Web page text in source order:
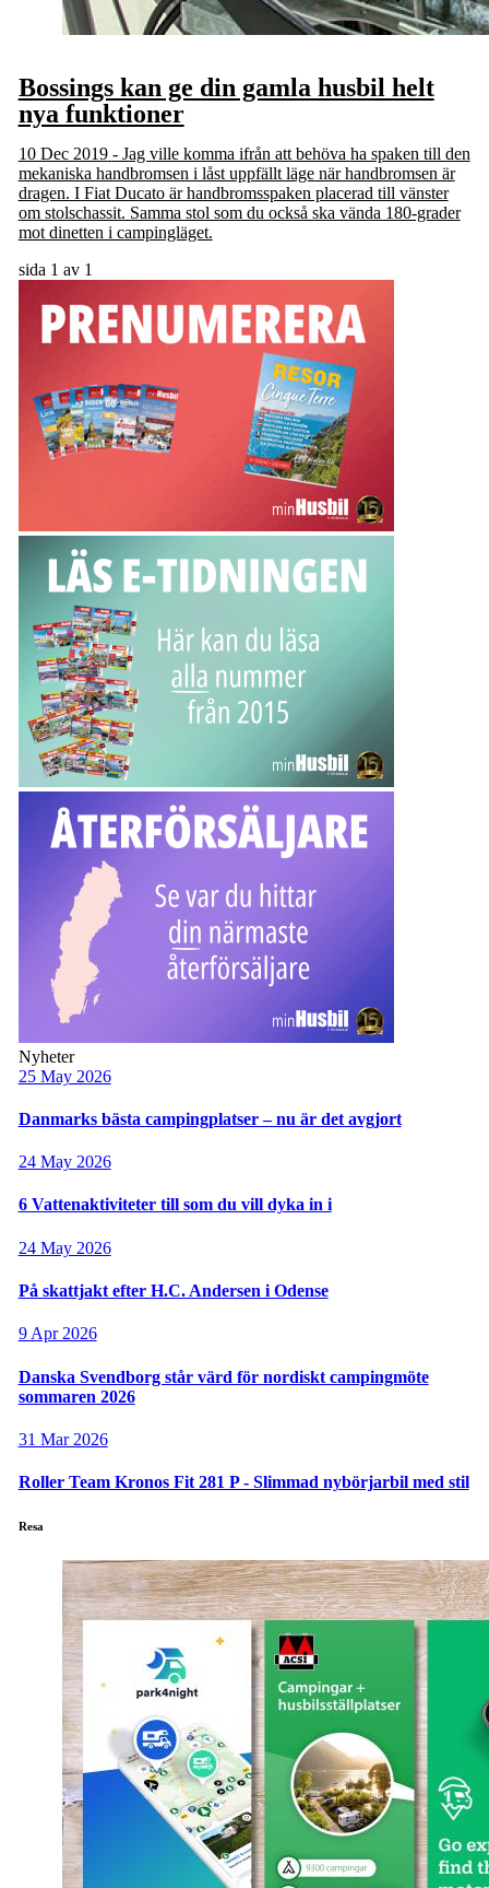
Bossings kan ge din gamla husbil helt
nya funktioner
10 Dec 2019 - Jag ville komma ifrån att behöva ha spaken till den
mekaniska handbromsen i låst uppfällt läge när handbromsen är
dragen. I Fiat Ducato är handbromsspaken placerad till vänster
om stolschassit. Samma stol som du också ska vända 180-grader
mot dinetten i campingläget.
sida 1 av 1
Nyheter
25 May 2026
Danmarks bästa campingplatser – nu är det avgjort
24 May 2026
6 Vattenaktiviteter till som du vill dyka in i
24 May 2026
På skattjakt efter H.C. Andersen i Odense
9 Apr 2026
Danska Svendborg står värd för nordiskt campingmöte
sommaren 2026
31 Mar 2026
Roller Team Kronos Fit 281 P - Slimmad nybörjarbil med stil
Resa